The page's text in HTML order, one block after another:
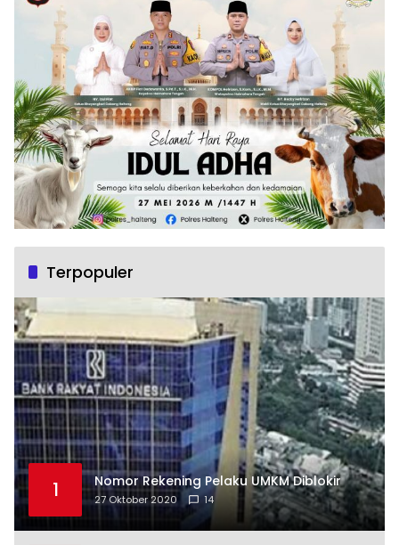
Terpopuler
1 Nomor Rekening Pelaku UMKM Diblokir
27 Oktober 2020 14